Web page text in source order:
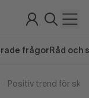
frågor Råd och
Positiv trend för